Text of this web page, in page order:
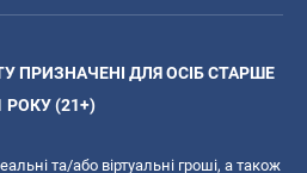
ПРИЗНАЧЕНІ ДЛЯ ОСІБ СТАРШЕ
РОКУ (21+)
та/або віртуальні гроші, а також